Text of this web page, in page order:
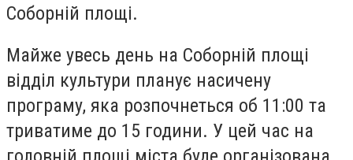
Соборній площі.
Майже увесь день на Соборній площі
відділ культури планує насичену
програму, яка розпочнеться об 11:00 та
триватиме до 15 години. У цей час на